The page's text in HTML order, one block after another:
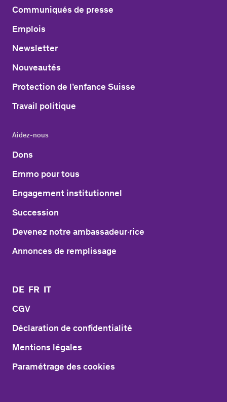
Communiqués de presse
Emplois
Newsletter
Nouveautés
Protection de l’enfance Suisse
Travail politique
Aidez-nous
Dons
Emmo pour tous
Engagement institutionnel
Succession
Devenez notre ambassadeur·rice
Annonces de remplissage
DE FR IT
CGV
Déclaration de confidentialité
Mentions légales
Paramétrage des cookies